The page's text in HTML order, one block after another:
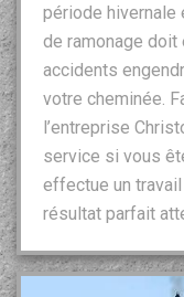
période hivernale
de ramonage
accidents
votre cheminée.
l’entreprise
service si vous
effectue un
résultat parfait